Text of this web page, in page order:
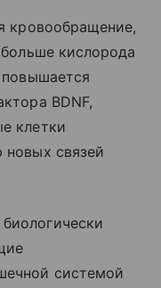
кровообращение,
кислорода
BDNF,
клетки
связей
системой